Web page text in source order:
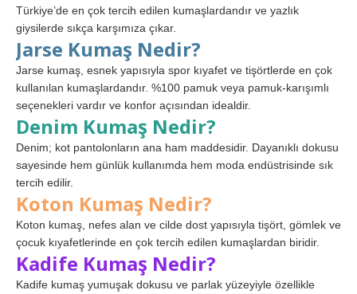
Türkiye’de en çok tercih edilen kumaşlardandır ve yazlık
giysilerde sıkça karşımıza çıkar.
Jarse Kumaş Nedir?
Jarse kumaş, esnek yapısıyla spor kıyafet ve tişörtlerde en çok
kullanılan kumaşlardandır. %100 pamuk veya pamuk-karışımlı
seçenekleri vardır ve konfor açısından idealdir.
Denim Kumaş Nedir?
Denim; kot pantolonların ana ham maddesidir. Dayanıklı dokusu
sayesinde hem günlük kullanımda hem moda endüstrisinde sık
tercih edilir.
Koton Kumaş Nedir?
Koton kumaş, nefes alan ve cilde dost yapısıyla tişört, gömlek ve
çocuk kıyafetlerinde en çok tercih edilen kumaşlardan biridir.
Kadife Kumaş Nedir?
Kadife kumaş yumuşak dokusu ve parlak yüzeyiyle özellikle